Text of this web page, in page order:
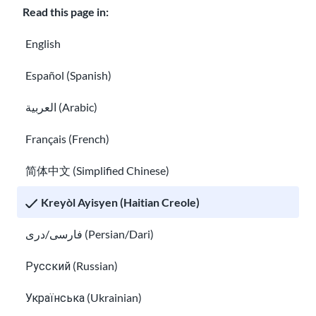
Read this page in:
English
Español (Spanish)
العربية (Arabic)
Français (French)
简体中文 (Simplified Chinese)
Kreyòl Ayisyen (Haitian Creole)
فارسی/دری (Persian/Dari)
Русский (Russian)
Українська (Ukrainian)
y yo.
ann
sou
trav
ans,
n
trav
a
ans